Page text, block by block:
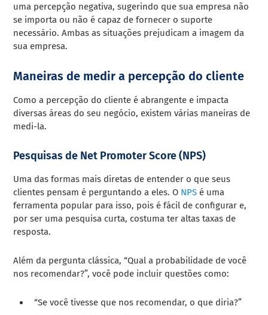
uma percepção negativa, sugerindo que sua empresa não
se importa ou não é capaz de fornecer o suporte
necessário. Ambas as situações prejudicam a imagem da
sua empresa.
Maneiras de medir a percepção do cliente
Como a percepção do cliente é abrangente e impacta
diversas áreas do seu negócio, existem várias maneiras de
medi-la.
Pesquisas de Net Promoter Score (NPS)
Uma das formas mais diretas de entender o que seus
clientes pensam é perguntando a eles. O NPS é uma
ferramenta popular para isso, pois é fácil de configurar e,
por ser uma pesquisa curta, costuma ter altas taxas de
resposta.
Além da pergunta clássica, “Qual a probabilidade de você
nos recomendar?”, você pode incluir questões como:
“Se você tivesse que nos recomendar, o que diria?”